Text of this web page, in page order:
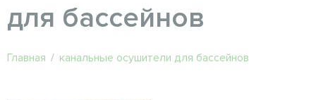
для бассейнов
Главная / канальные осушители для бассейнов